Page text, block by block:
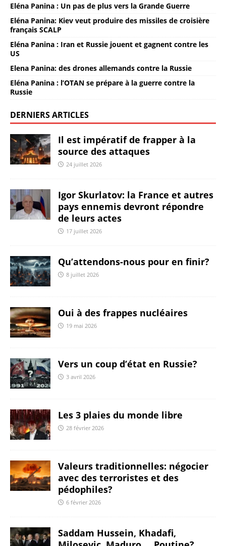
Eléna Panina : Un pas de plus vers la Grande Guerre
Eléna Panina: Kiev veut produire des missiles de croisière
français SCALP
Eléna Panina : Iran et Russie jouent et gagnent contre les
US
Elena Panina: des drones allemands contre la Russie
Eléna Panina : l’OTAN se prépare à la guerre contre la
Russie
DERNIERS ARTICLES
Il est impératif de frapper à la
source des attaques
24 juillet 2026
Igor Skurlatov: la France et autres
pays ennemis devront répondre
de leurs actes
17 juillet 2026
Qu’attendons-nous pour en finir?
8 juillet 2026
Oui à des frappes nucléaires
19 mai 2026
Vers un coup d’état en Russie?
3 avril 2026
Les 3 plaies du monde libre
28 février 2026
Valeurs traditionnelles: négocier
avec des terroristes et des
pédophiles?
6 février 2026
Saddam Hussein, Khadafi,